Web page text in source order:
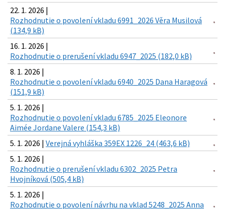
22. 1. 2026 |
Rozhodnutie o povolení vkladu 6991_2026 Věra Musilová
(134,9 kB)
16. 1. 2026 |
Rozhodnutie o prerušení vkladu 6947_2025 (182,0 kB)
8. 1. 2026 |
Rozhodnutie o povolení vkladu 6940_2025 Dana Haragová
(151,9 kB)
5. 1. 2026 |
Rozhodnutie o povolení vkladu 6785_2025 Eleonore
Aimée Jordane Valere (154,3 kB)
5. 1. 2026 | Verejná vyhláška 359EX 1226_24 (463,6 kB)
5. 1. 2026 |
Rozhodnutie o prerušení vkladu 6302_2025 Petra
Hvojníková (505,4 kB)
5. 1. 2026 |
Rozhodnutie o povolení návrhu na vklad 5248_2025 Anna